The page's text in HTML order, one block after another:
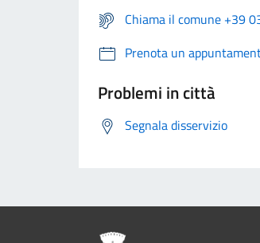
Chiama il comune +39
Prenota un
Problemi in città
Segnala disservizio